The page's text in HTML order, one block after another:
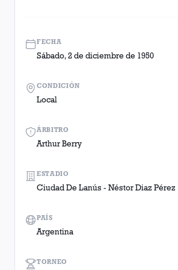
FECHA
Sábado, 2 de diciembre de 1950
ÁRBITRO
Arthur Berry
TORNEO
CONDICIÓN
Local
ESTADIO
Ciudad De Lanús - Néstor Diaz Pérez
PAÍS
Argentina